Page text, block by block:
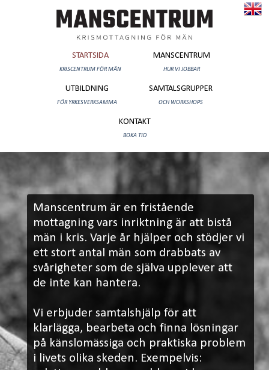
Manscentrum
STARTSIDA
KRISCENTRUM FÖR MÄN
MANSCENTRUM
HUR VI JOBBAR
UTBILDNING
FÖR YRKESVERKSAMMA
SAMTALSGRUPPER
OCH WORKSHOPS
KONTAKT
BOKA TID
Manscentrum är en fristående
mottagning vars inriktning är att bistå
män i kris. Varje år hjälper och stödjer vi
ett stort antal män som drabbats av
svårigheter som de själva upplever att
de inte kan hantera.
Vi erbjuder samtalshjälp för att
klarlägga, bearbeta och finna lösningar
på känslomässiga och praktiska problem
i livets olika skeden. Exempelvis: